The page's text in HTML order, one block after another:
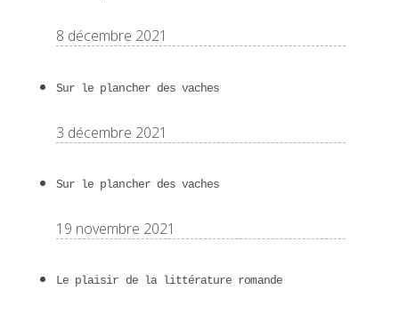
8 décembre 2021
Sur le plancher des vaches
3 décembre 2021
Sur le plancher des vaches
19 novembre 2021
Le plaisir de la littérature romande